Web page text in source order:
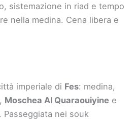
sistemazione in riad e tempo
nella medina. Cena libera e
imperiale di Fes: medina,
, Moschea Al Quaraouiyine e
nei souk